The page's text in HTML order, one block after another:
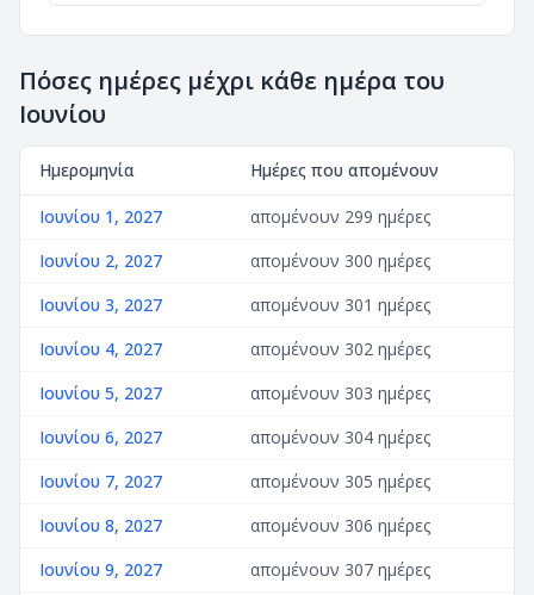
Πόσες ημέρες μέχρι κάθε ημέρα του
Ιουνίου
Ημερομηνία Ημέρες που απομένουν
Ιουνίου 1, 2027
απομένουν 299 ημέρες
Ιουνίου 2, 2027
απομένουν 300 ημέρες
Ιουνίου 3, 2027
απομένουν 301 ημέρες
Ιουνίου 4, 2027
απομένουν 302 ημέρες
Ιουνίου 5, 2027
απομένουν 303 ημέρες
Ιουνίου 6, 2027
απομένουν 304 ημέρες
Ιουνίου 7, 2027
απομένουν 305 ημέρες
Ιουνίου 8, 2027
απομένουν 306 ημέρες
Ιουνίου 9, 2027
απομένουν 307 ημέρες